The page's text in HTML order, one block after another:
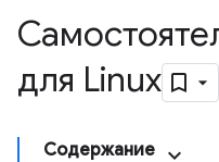
для Linux
Содержание